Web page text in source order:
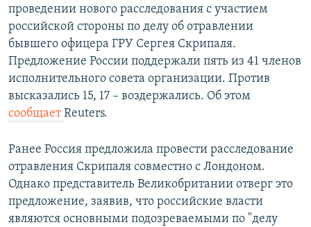
проведении нового расследования с участием
российской стороны по делу об отравлении
бывшего офицера ГРУ Сергея Скрипаля.
Предложение России поддержали пять из 41 членов
исполнительного совета организации. Против
высказались 15, 17 – воздержались. Об этом
сообщаетReuters.
Ранее Россия предложила провести расследование
отравления Скрипаля совместно с Лондоном.
Однако представитель Великобритании отверг это
предложение, заявив, что российские власти
являются основными подозреваемыми по "делу